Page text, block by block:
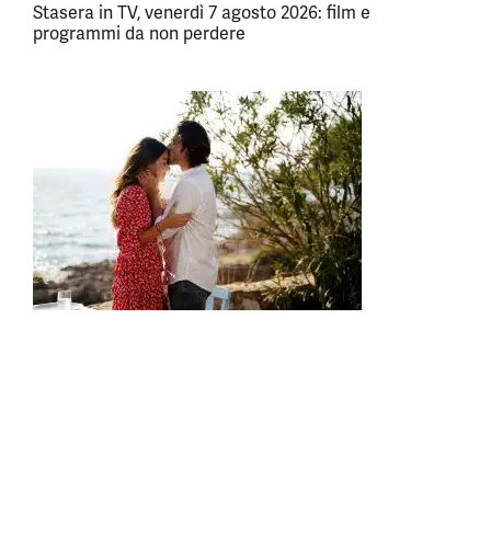
Stasera in TV, venerdì 7 agosto 2026: film e
programmi da non perdere